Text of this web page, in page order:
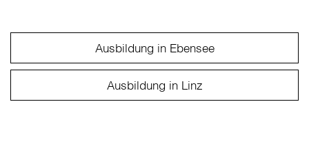
Ausbildung in Ebensee
Ausbildung in Linz